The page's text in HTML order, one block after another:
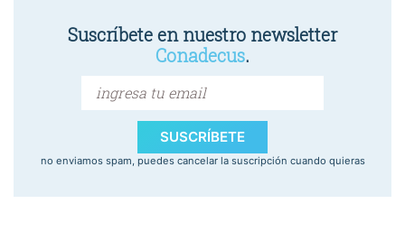
Suscríbete en nuestro newsletter
Conadecus.
SUSCRÍBETE
no enviamos spam, puedes cancelar la suscripción cuando quieras